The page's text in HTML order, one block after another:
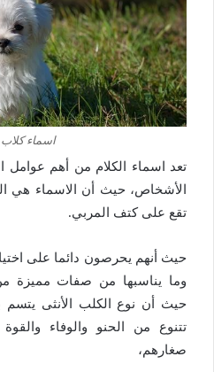
اسماء كلاب
تعد اسماء الكلام من أهم عوامل
الأشخاص، حيث أن الاسماء هي
تقع على كتف المربي.
حيث أنهم يحرصون دائما على
وما يناسبها من صفات مميزة من
حيث أن نوع الكلب الأنثى يتسم
تتنوع من الحنو والوفاء
صغارهم،